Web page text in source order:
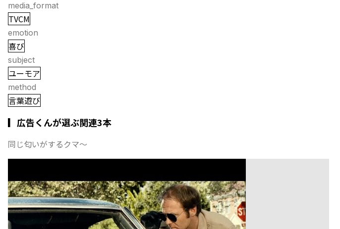
media_format
TVCM
emotion
喜び
subject
ユーモア
method
言葉遊び
▎広告くんが選ぶ関連3本
同じ匂いがするクマ〜